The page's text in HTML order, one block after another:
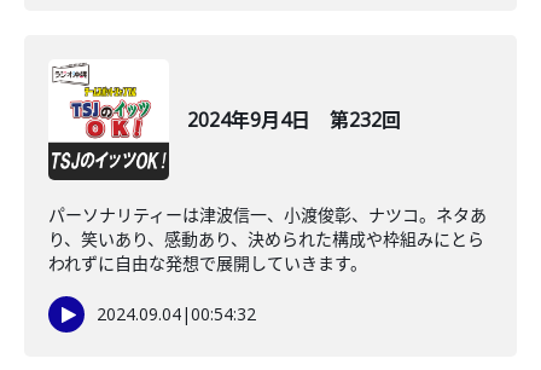
2024年9月4日 第232回
パーソナリティーは津波信一、小渡俊彰、ナツコ。ネタあ
り、笑いあり、感動あり、決められた構成や枠組みにとら
われずに自由な発想で展開していきます。
2024.09.04|00:54:32